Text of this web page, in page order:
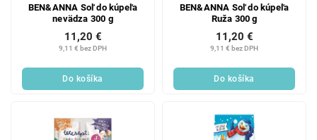
BEN&ANNA Soľ do kúpeľa
nevädza 300 g
9,11 € bez DPH
11,20 €
Do košíka
BEN&ANNA Soľ do kúpeľa
Ruža 300 g
9,11 € bez DPH
11,20 €
Do košíka